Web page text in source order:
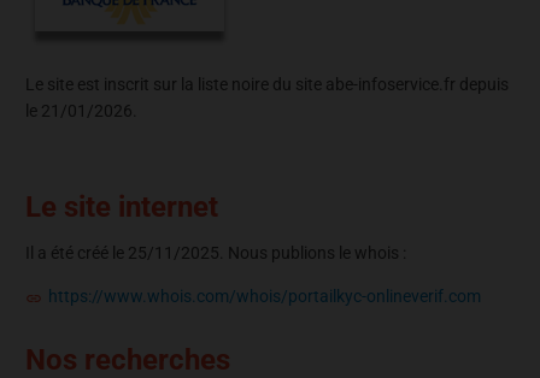
Le site est inscrit sur la liste noire du site abe-infoservice.fr depuis
le 21/01/2026.
Le site internet
Il a été créé le 25/11/2025. Nous publions le whois :
https://www.whois.com/whois/portailkyc-onlineverif.com
Nos recherches